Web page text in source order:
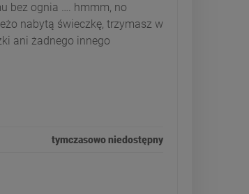
bez ognia …. hmmm, no
nabytą świeczkę, trzymasz w
ani żadnego innego
tymczasowo niedostępny